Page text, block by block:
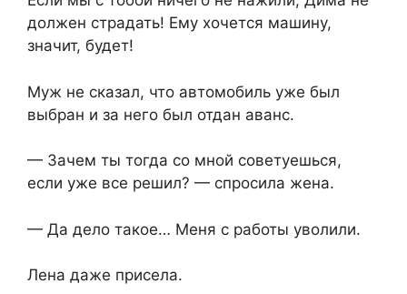
должен страдать! Ему хочется машину,
значит, будет!
Муж не сказал, что автомобиль уже был
выбран и за него был отдан аванс.
— Зачем ты тогда со мной советуешься,
если уже все решил? — спросила жена.
— Да дело такое… Меня с работы уволили.
Лена даже присела.